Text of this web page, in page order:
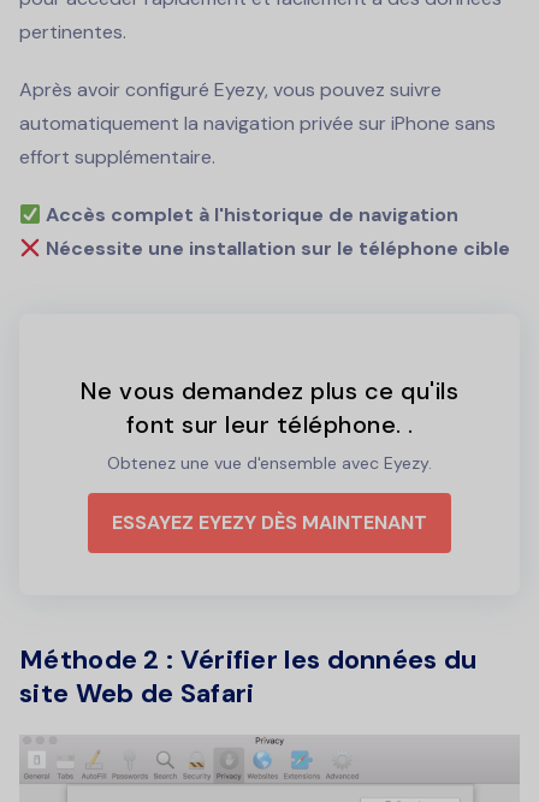
pertinentes.
Après avoir configuré Eyezy, vous pouvez suivre
automatiquement la navigation privée sur iPhone sans
effort supplémentaire.
Accès complet à l'historique de navigation
Nécessite une installation sur le téléphone cible
Ne vous demandez plus ce qu'ils
font sur leur téléphone. .
Obtenez une vue d'ensemble avec Eyezy.
ESSAYEZ EYEZY DÈS MAINTENANT
Méthode 2 : Vérifier les données du
site Web de Safari